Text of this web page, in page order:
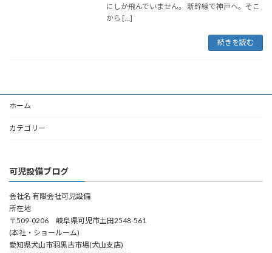
にしか飛んでいません。 新幹線で神戸へ。そこ
から […]
続きを読む
ホーム
カテゴリー
可児設備ブログ
会社名 有限会社可児設備
所在地
〒509-0206 岐阜県可児市土田2548-561
(本社・ショールーム)
愛知県犬山市羽黒古市場(犬山支店)